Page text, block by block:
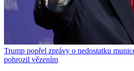
Trump popřel zprávy o nedostatku
pohrozil vězením